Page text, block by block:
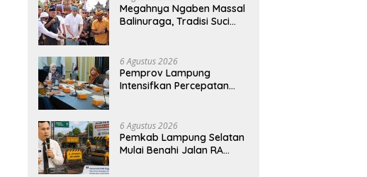
2027
Megahnya Ngaben Massal
Balinuraga, Tradisi Suci
dan Merekatkan Ikatan
Keluarga
6 Agustus 2026
Pemprov Lampung
Intensifkan Percepatan
Tanggamus
6 Agustus 2026
Pemkab Lampung Selatan
Mulai Benahi Jalan RA